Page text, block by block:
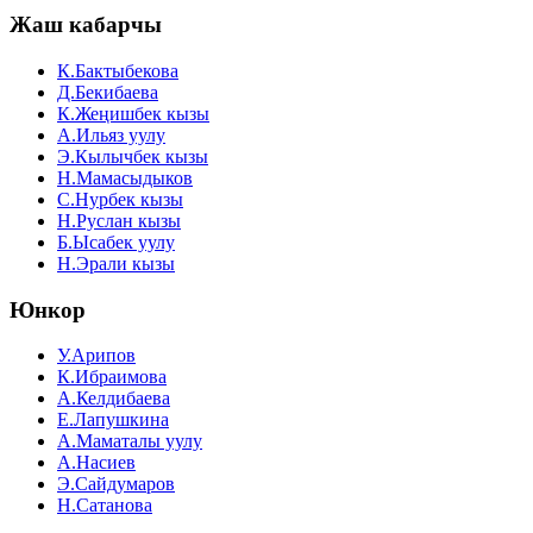
Жаш кабарчы
К.Бактыбекова
Д.Бекибаева
К.Жеңишбек кызы
А.Ильяз уулу
Э.Кылычбек кызы
Н.Мамасыдыков
С.Нурбек кызы
Н.Руслан кызы
Б.Ысабек уулу
Н.Эрали кызы
Юнкор
У.Арипов
К.Ибраимова
А.Келдибаева
Е.Лапушкина
А.Маматалы уулу
А.Насиев
Э.Сайдумаров
Н.Сатанова